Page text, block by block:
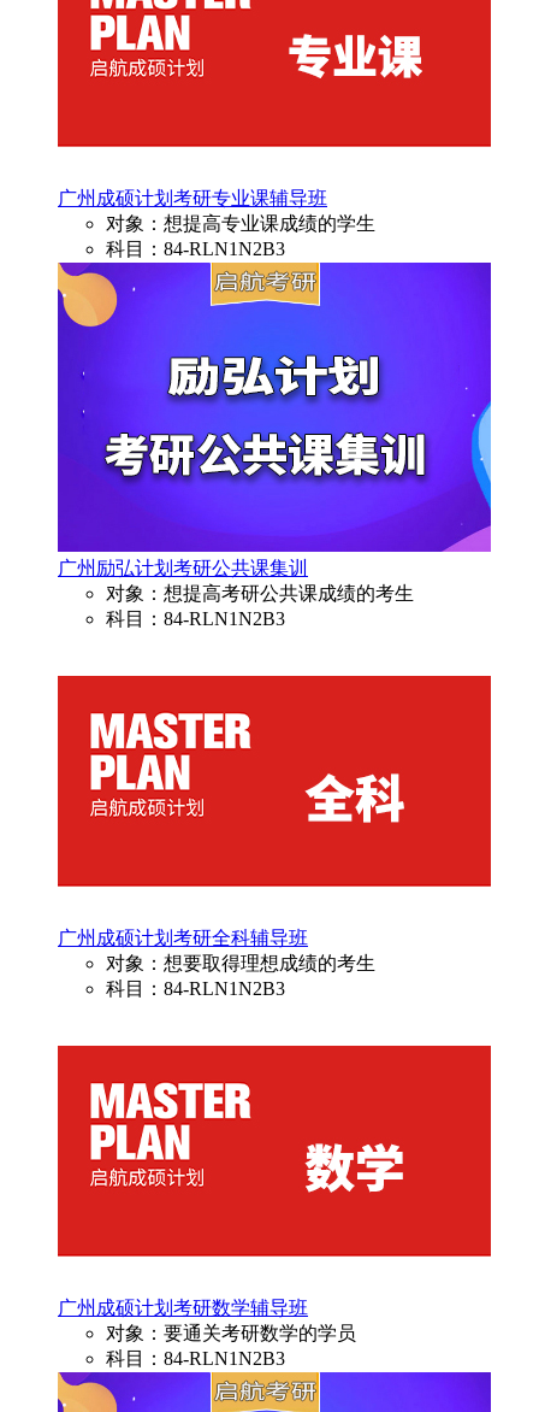
广州成硕计划考研专业课辅导班
对象：想提高专业课成绩的学生
科目：84-RLN1N2B3
广州励弘计划考研公共课集训
对象：想提高考研公共课成绩的考生
科目：84-RLN1N2B3
广州成硕计划考研全科辅导班
对象：想要取得理想成绩的考生
科目：84-RLN1N2B3
广州成硕计划考研数学辅导班
对象：要通关考研数学的学员
科目：84-RLN1N2B3